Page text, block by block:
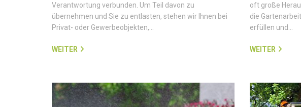
Verantwortung verbunden. Um Teil davon zu
übernehmen und Sie zu entlasten, stehen wir Ihnen bei
Privat- oder Gewerbeobjekten,…
WEITER
oft große
die
erfüllen und…
WEITER